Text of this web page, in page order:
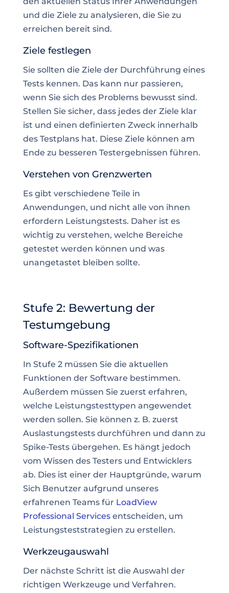
und die Ziele zu analysieren, die Sie zu
erreichen bereit sind.
Ziele festlegen
Sie sollten die Ziele der Durchführung eines
Tests kennen. Das kann nur passieren,
wenn Sie sich des Problems bewusst sind.
Stellen Sie sicher, dass jedes der Ziele klar
ist und einen definierten Zweck innerhalb
des Testplans hat. Diese Ziele können am
Ende zu besseren Testergebnissen führen.
Verstehen von Grenzwerten
Es gibt verschiedene Teile in
Anwendungen, und nicht alle von ihnen
erfordern Leistungstests. Daher ist es
wichtig zu verstehen, welche Bereiche
getestet werden können und was
unangetastet bleiben sollte.
Stufe 2: Bewertung der
Testumgebung
Software-Spezifikationen
In Stufe 2 müssen Sie die aktuellen
Funktionen der Software bestimmen.
Außerdem müssen Sie zuerst erfahren,
welche Leistungstesttypen angewendet
werden sollen. Sie können z. B. zuerst
Auslastungstests durchführen und dann zu
Spike-Tests übergehen. Es hängt jedoch
vom Wissen des Testers und Entwicklers
ab. Dies ist einer der Hauptgründe, warum
Sich Benutzer aufgrund unseres
erfahrenen Teams für LoadView
Professional Servicesentscheiden, um
Leistungsteststrategien zu erstellen.
Werkzeugauswahl
Der nächste Schritt ist die Auswahl der
richtigen Werkzeuge und Verfahren.